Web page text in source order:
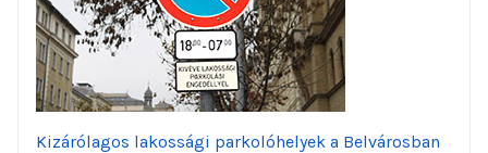
Kizárólagos lakossági parkolóhelyek a Belvárosban